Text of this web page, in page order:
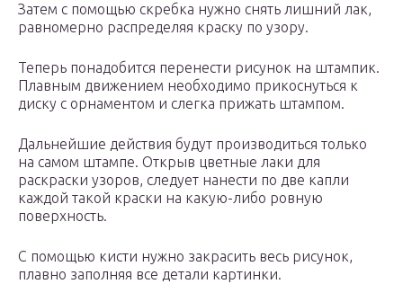
Затем с помощью скребка нужно снять лишний лак,
равномерно распределяя краску по узору.
Теперь понадобится перенести рисунок на штампик.
Плавным движением необходимо прикоснуться к
диску с орнаментом и слегка прижать штампом.
Дальнейшие действия будут производиться только
на самом штампе. Открыв цветные лаки для
раскраски узоров, следует нанести по две капли
каждой такой краски на какую-либо ровную
поверхность.
С помощью кисти нужно закрасить весь рисунок,
плавно заполняя все детали картинки.